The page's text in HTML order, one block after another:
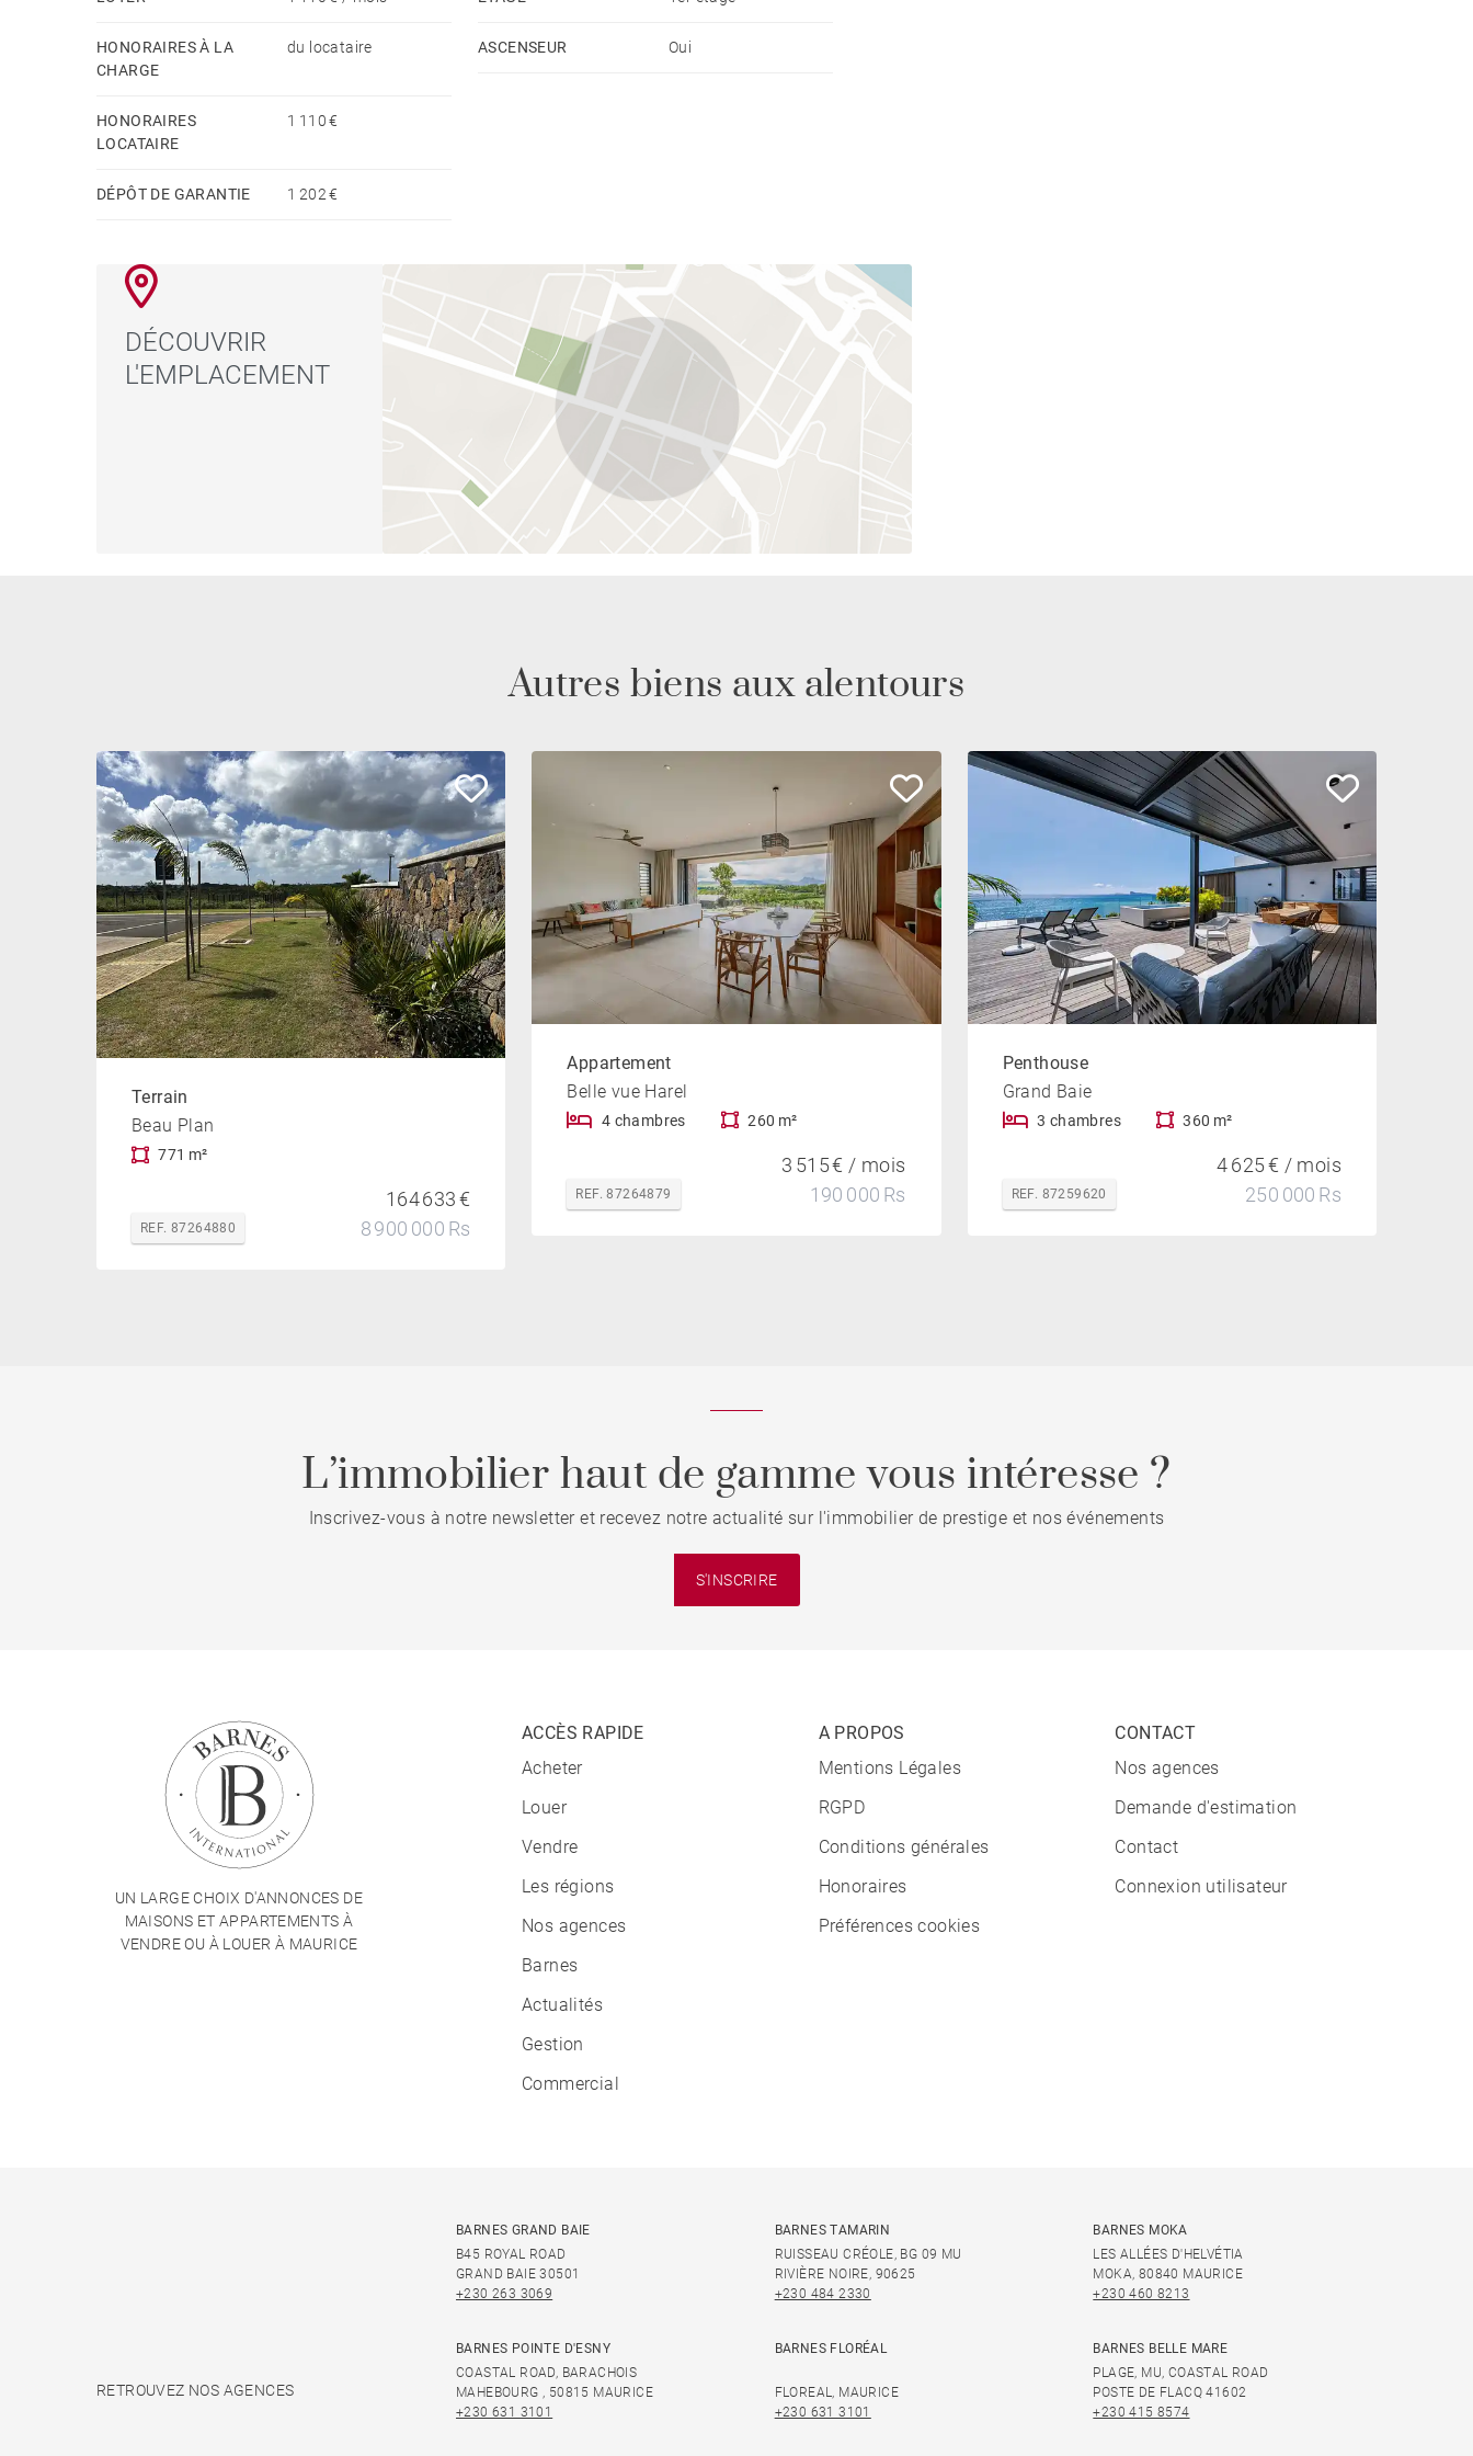
Cuisine entièrement équipée
Climatisation dans tout l’appartement
Situé au deuxième étage d’une résidence sécurisée
Résidence recherchée et bien entretenue
HONORAIRES À LA
CHARGE
du locataire
HONORAIRES
LOCATAIRE
1 110 €
DÉPÔT DE GARANTIE 1 202 €
ASCENSEUR Oui
DÉCOUVRIR
L'EMPLACEMENT
Autres biens aux alentours
Terrain
Beau Plan
771 m²
REF. 87264880
164 633 €
8 900 000 Rs
Appartement
Belle vue Harel
4 chambres 260 m²
REF. 87264879
3 515 € / mois
190 000 Rs
Penthouse
Grand Baie
3 chambres 360 m²
REF. 87259620
4 625 € / mois
250 000 Rs
L’immobilier haut de gamme vous intéresse ?
Inscrivez-vous à notre newsletter et recevez notre actualité sur l'immobilier de prestige et nos événements
S'INSCRIRE
UN LARGE CHOIX D'ANNONCES DE
MAISONS ET APPARTEMENTS À
VENDRE OU À LOUER À MAURICE
ACCÈS RAPIDE
Acheter
Louer
Vendre
Les régions
Nos agences
Barnes
Actualités
Gestion
Commercial
A PROPOS
Mentions Légales
RGPD
Conditions générales
Honoraires
Préférences cookies
CONTACT
Nos agences
Demande d'estimation
Contact
Connexion utilisateur
RETROUVEZ NOS AGENCES
BARNES GRAND BAIE
B45 ROYAL ROAD
GRAND BAIE 30501
+230 263 3069
BARNES TAMARIN
RUISSEAU CRÉOLE, BG 09 MU
RIVIÈRE NOIRE, 90625
+230 484 2330
BARNES MOKA
LES ALLÉES D'HELVÉTIA
MOKA, 80840 MAURICE
+230 460 8213
BARNES POINTE D'ESNY
COASTAL ROAD, BARACHOIS
MAHEBOURG , 50815 MAURICE
+230 631 3101
BARNES FLORÉAL
FLOREAL, MAURICE
+230 631 3101
BARNES BELLE MARE
PLAGE, MU, COASTAL ROAD
POSTE DE FLACQ 41602
+230 415 8574